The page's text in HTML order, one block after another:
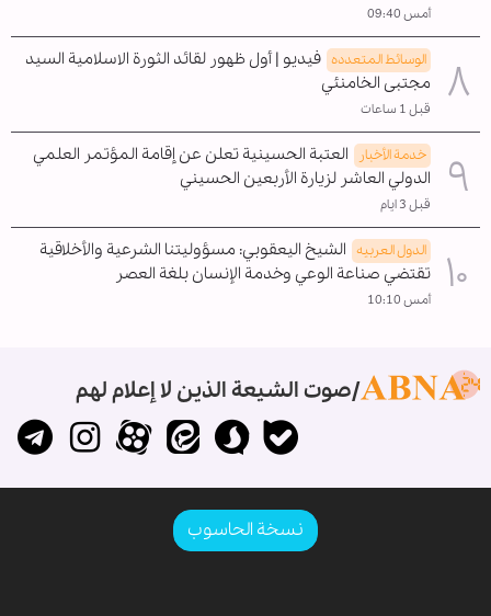
أمس 09:40
الوسائط المتعدده فيديو | أول ظهور لقائد الثورة الاسلامية السيد
مجتبى الخامنئي
قبل 1 ساعات
خدمة الأخبار
العتبة الحسينية تعلن عن إقامة المؤتمر العلمي
الدولي العاشر لزيارة الأربعين الحسيني
قبل 3 ايام
الدول العربیه الشيخ اليعقوبي: مسؤوليتنا الشرعية والأخلاقية
تقتضي صناعة الوعي وخدمة الإنسان بلغة العصر
أمس 10:10
صوت الشيعة الذين لا إعلام لهم
نسخة الحاسوب